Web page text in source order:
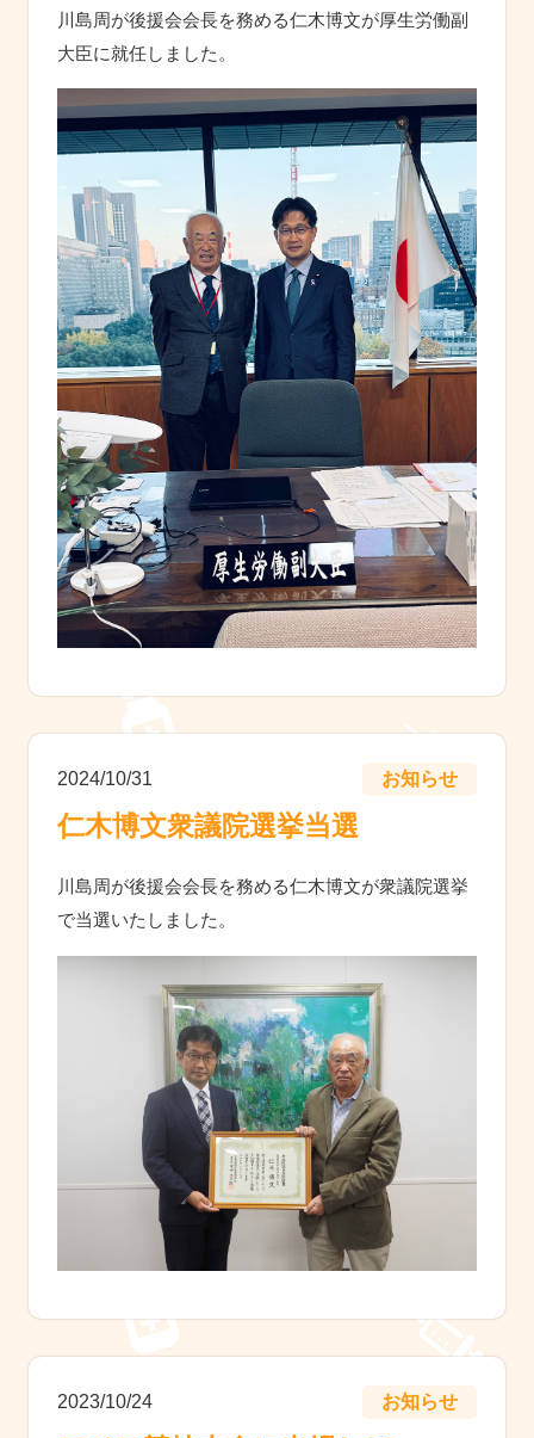
川島周が後援会会長を務める仁木博文が厚生労働副
大​臣に就任しました。
お知らせ
2024/10/31
仁木博文衆議院選挙当選
川島周が後援会会長を務める仁木博文が衆議院選挙
で当選いたしました。
お知らせ
2023/10/24